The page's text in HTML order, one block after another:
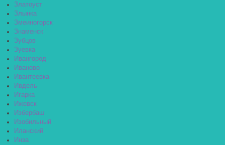
Златоуст
Злынка
Змеиногорск
Знаменск
Зубцов
Зуевка
Ивангород
Иваново
Ивантеевка
Ивдель
Игарка
Ижевск
Избербаш
Изобильный
Иланский
Инза